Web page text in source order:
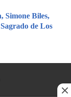
Simone Biles,
de Los